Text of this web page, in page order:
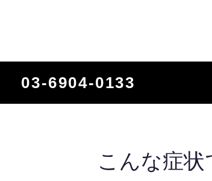
03-6904-0133
こんな症状